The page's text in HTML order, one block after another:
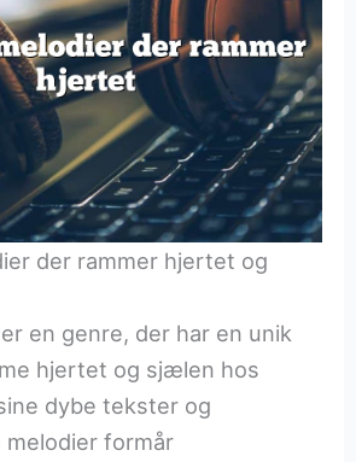
der rammer hjertet og
en genre, der har en unik
hjertet og sjælen hos
dybe tekster og
formår